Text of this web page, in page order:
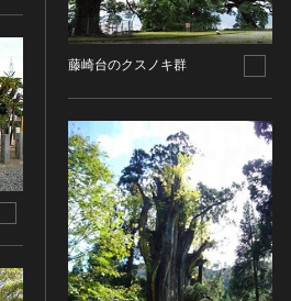
藤崎台のクスノキ群
国]
類
文化財)
文化財)
地区
作権なし-契約による制限あり）
USE ONLY（著
のみ利用可）
KNOWN LEGAL
作権なし-他の法的制限あり）
STATES（著作権なし-米国
EVALUATED（著作権未評価）
（著作権未決定）
（知る限り著作権なし）